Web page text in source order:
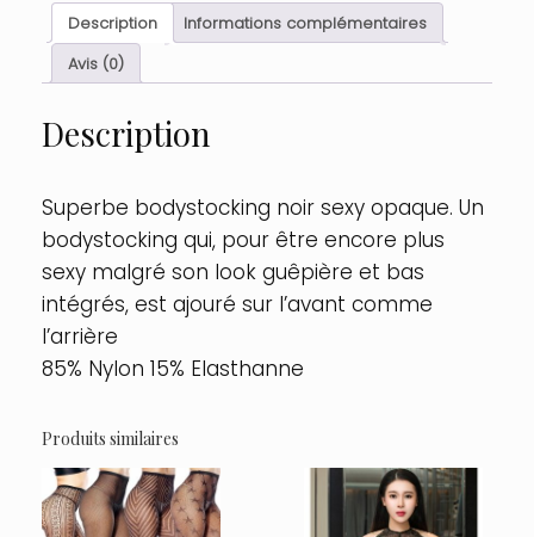
devant
derrière
Taille
:
Couleur
:
Description
Informations complémentaires
Avis (0)
Description
Superbe bodystocking noir sexy opaque. Un
bodystocking qui, pour être encore plus
sexy malgré son look guêpière et bas
intégrés, est ajouré sur l’avant comme
l’arrière
85% Nylon 15% Elasthanne
Produits similaires